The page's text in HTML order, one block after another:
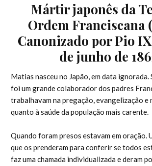
Mártir japonês da
Ordem Franciscana
Canonizado por Pio
de junho de
Matias nasceu no Japão, em data ignorada.
foi um grande colaborador dos padres
trabalhavam na pregação, evangelização e
quanto à saúde da população mais carente.
Quando foram presos estavam em oração.
que os prenderam para conferir se todos
faz uma chamada individualizada e deram